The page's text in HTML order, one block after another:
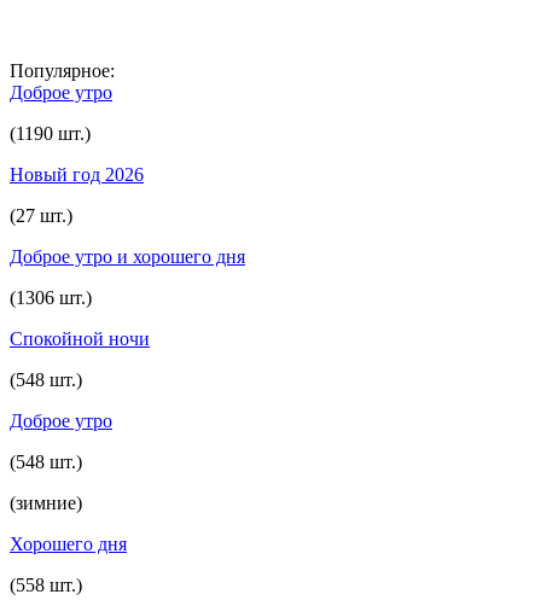
Популярное:
Доброе утро
(1190 шт.)
Новый год 2026
(27 шт.)
Доброе утро и хорошего дня
(1306 шт.)
Спокойной ночи
(548 шт.)
Доброе утро
(548 шт.)
(зимние)
Хорошего дня
(558 шт.)